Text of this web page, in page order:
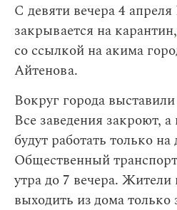
С девяти вечера 4
закрывается на карантин,
со ссылкой на акима
Айтенова.
Вокруг города
Все заведения закроют,
будут работать только на
Общественный транспорт
утра до 7 вечера. Жители
выходить из дома только